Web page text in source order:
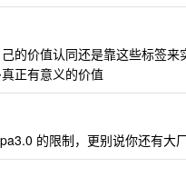
的价值认同还是靠这些标签
正有意义的价值
的限制，更别说你还有大